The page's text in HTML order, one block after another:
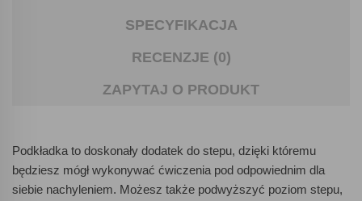
SPECYFIKACJA
RECENZJE (0)
ZAPYTAJ O PRODUKT
Podkładka to doskonały dodatek do stepu, dzięki któremu
będziesz mógł wykonywać ćwiczenia pod odpowiednim dla
siebie nachyleniem. Możesz także podwyższyć poziom stepu,